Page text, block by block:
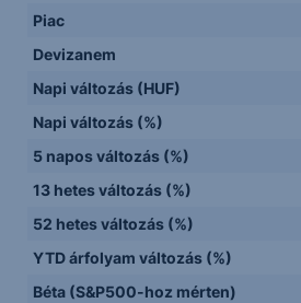
Piac
Devizanem
Napi változás (HUF)
Napi változás (%)
5 napos változás (%)
13 hetes változás (%)
52 hetes változás (%)
YTD árfolyam változás (%)
Béta (S&P500-hoz mérten)